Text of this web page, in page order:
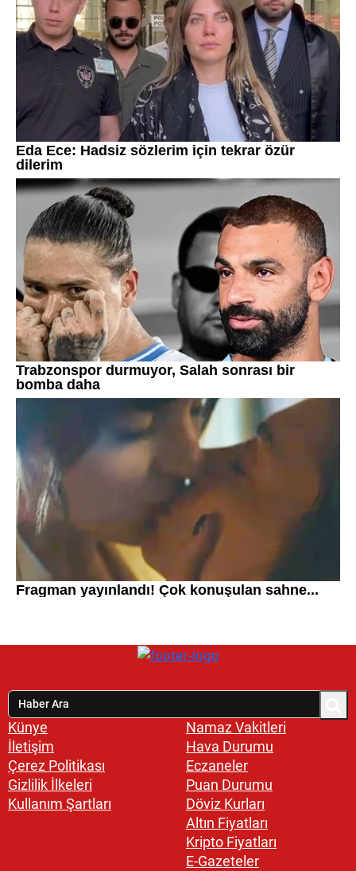
Künye
İletişim
Çerez Politikası
Gizlilik İlkeleri
Kullanım Şartları
Namaz Vakitleri
Hava Durumu
Eczaneler
Puan Durumu
Döviz Kurları
Altın Fiyatları
Kripto Fiyatları
E-Gazeteler